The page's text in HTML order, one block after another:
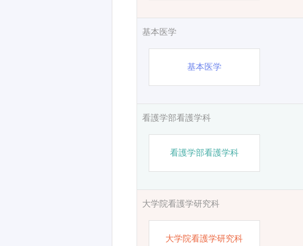
基本医学
基本医学
看護学部看護学科
看護学部看護学科
大学院看護学研究科
大学院看護学研究科